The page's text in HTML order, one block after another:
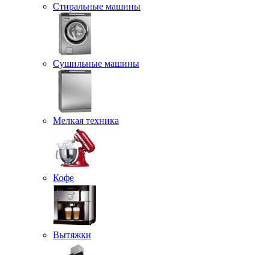
Стиральные машины
Сушильные машины
Мелкая техника
Кофе
Вытяжки